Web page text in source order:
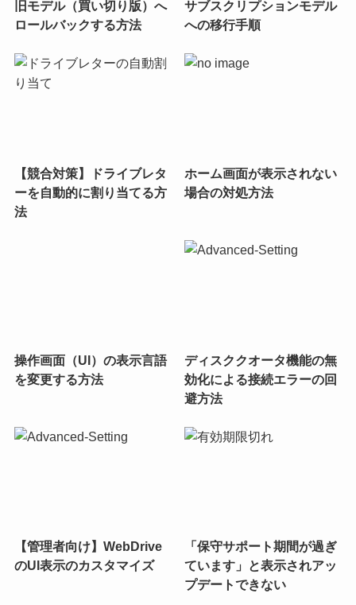
旧モデル（買い切り版）へ
ロールバックする方法
サブスクリプションモデル
への移行手順
【競合対策】ドライブレタ
ーを自動的に割り当てる方
法
ホーム画面が表示されない
場合の対処方法
操作画面（UI）の表示言語
を変更する方法
ディスククオータ機能の無
効化による接続エラーの回
避方法
【管理者向け】WebDrive
のUI表示のカスタマイズ
「保守サポート期間が過ぎ
ています」と表示されアッ
プデートできない